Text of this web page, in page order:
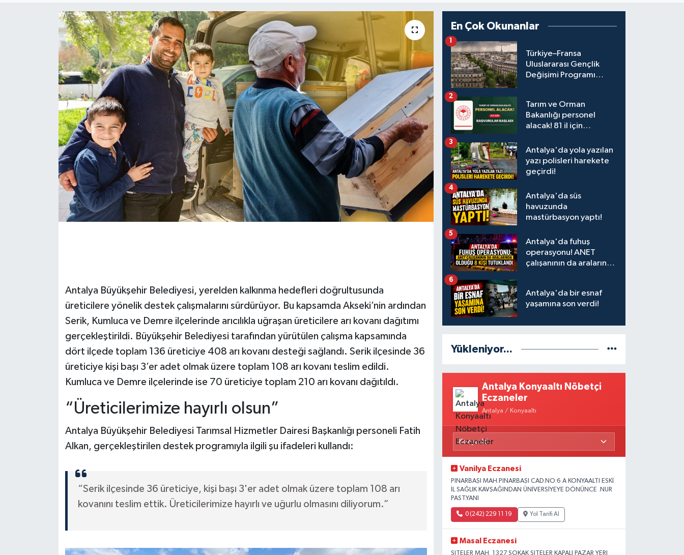
Antalya Büyükşehir Belediyesi, yerelden kalkınma hedefleri doğrultusunda
üreticilere yönelik destek çalışmalarını sürdürüyor. Bu kapsamda Akseki’nin ardından
Serik, Kumluca ve Demre ilçelerinde arıcılıkla uğraşan üreticilere arı kovanı dağıtımı
gerçekleştirildi. Büyükşehir Belediyesi tarafından yürütülen çalışma kapsamında
dört ilçede toplam 136 üreticiye 408 arı kovanı desteği sağlandı. Serik ilçesinde 36
üreticiye kişi başı 3’er adet olmak üzere toplam 108 arı kovanı teslim edildi.
Kumluca ve Demre ilçelerinde ise 70 üreticiye toplam 210 arı kovanı dağıtıldı.
“Üreticilerimize hayırlı olsun”
Antalya Büyükşehir Belediyesi Tarımsal Hizmetler Dairesi Başkanlığı personeli Fatih
Alkan, gerçekleştirilen destek programıyla ilgili şu ifadeleri kullandı:
“Serik ilçesinde 36 üreticiye, kişi başı 3'er adet olmak üzere toplam 108 arı
kovanını teslim ettik. Üreticilerimize hayırlı ve uğurlu olmasını diliyorum.”
En Çok Okunanlar
Türkiye–Fransa
Uluslararası Gençlik
Değişimi Programı
1
Tarım ve Orman
Bakanlığı personel
alacak! 81 il için
2
Antalya'da yola yazılan
yazı polisleri harekete
geçirdi!
3
Antalya'da süs
havuzunda
mastürbasyon yaptı!
4
Antalya'da fuhuş
operasyonu! ANET
çalışanının da aralarında
5
Antalya'da bir esnaf
yaşamına son verdi!
6
Yükleniyor...
Antalya Konyaaltı Nöbetçi
Eczaneler
Antalya / Konyaaltı
Vanilya Eczanesi
PINARBAŞI MAH.PINARBAŞI CAD.NO:6 A KONYAALTI ESKİ
İL SAĞLIK KAVŞAĞINDAN ÜNİVERSİYEYE DÖNÜNCE .NUR
PAST.YANI
0 (242) 229 11 19 Yol Tarifi Al
Masal Eczanesi
SITELER MAH. 1327 SOKAK SITELER KAPALI PAZAR YERI
Resmi Reklamlar